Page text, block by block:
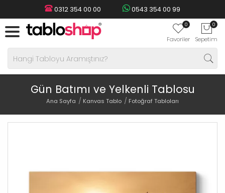
0312 354 00 00 0543 354 00 99
0
Favoriler
0
Sepetim
Gün Batımı ve Yelkenli Tablosu
Ana Sayfa Kanvas Tablo Fotoğraf Tabloları